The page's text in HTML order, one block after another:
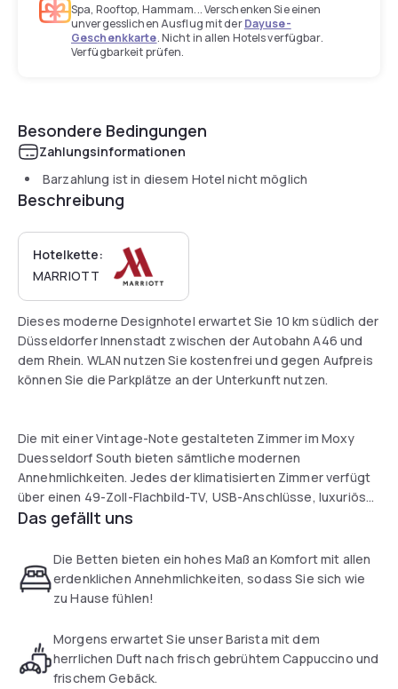
Spa, Rooftop, Hammam... Verschenken Sie einen
unvergesslichen Ausflug mit derDayuse-
Geschenkkarte. Nicht in allen Hotels verfügbar.
Verfügbarkeit prüfen.
Besondere Bedingungen
Zahlungsinformationen
Barzahlung ist in diesem Hotel nicht möglich
Beschreibung
Hotelkette:
MARRIOTT
Dieses moderne Designhotel erwartet Sie 10 km südlich der
Düsseldorfer Innenstadt zwischen der Autobahn A46 und
dem Rhein. WLAN nutzen Sie kostenfrei und gegen Aufpreis
können Sie die Parkplätze an der Unterkunft nutzen.
Die mit einer Vintage-Note gestalteten Zimmer im Moxy
Duesseldorf South bieten sämtliche modernen
Annehmlichkeiten. Jedes der klimatisierten Zimmer verfügt
über einen 49-Zoll-Flachbild-TV, USB-Anschlüsse, luxuriöse
Bettwäsche sowie ein eigenes Bad mit einer Dusche, einem
Das Frühstück umfasst eine Auswahl an Brot, Marmeladen,
Honig, Käse, Schinken, Salami und Müsli. Snacks und
Die Computer und Arbeitsbereiche in der großen Lobby
Das gefällt uns
Die Betten bieten ein hohes Maß an Komfort mit allen
erdenklichen Annehmlichkeiten, sodass Sie sich wie
zu Hause fühlen!
Morgens erwartet Sie unser Barista mit dem
herrlichen Duft nach frisch gebrühtem Cappuccino und
frischem Gebäck.